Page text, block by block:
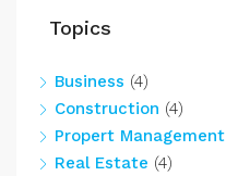
Topics
Business (4)
Construction (4)
Propert Management
Real Estate (4)